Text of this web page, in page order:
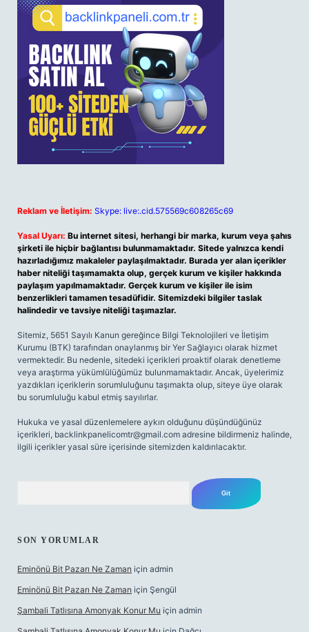
Reklam ve İletişim: Skype: live:.cid.575569c608265c69
Yasal Uyarı: Bu internet sitesi, herhangi bir marka, kurum veya şahıs
şirketi ile hiçbir bağlantısı bulunmamaktadır. Sitede yalnızca kendi
hazırladığımız makaleler paylaşılmaktadır. Burada yer alan içerikler
haber niteliği taşımamakta olup, gerçek kurum ve kişiler hakkında
paylaşım yapılmamaktadır. Gerçek kurum ve kişiler ile isim
benzerlikleri tamamen tesadüfidir. Sitemizdeki bilgiler taslak
halindedir ve tavsiye niteliği taşımazlar.
Sitemiz, 5651 Sayılı Kanun gereğince Bilgi Teknolojileri ve İletişim
Kurumu (BTK) tarafından onaylanmış bir Yer Sağlayıcı olarak hizmet
vermektedir. Bu nedenle, sitedeki içerikleri proaktif olarak denetleme
veya araştırma yükümlülüğümüz bulunmamaktadır. Ancak, üyelerimiz
yazdıkları içeriklerin sorumluluğunu taşımakta olup, siteye üye olarak
bu sorumluluğu kabul etmiş sayılırlar.
Hukuka ve yasal düzenlemelere aykırı olduğunu düşündüğünüz
içerikleri, backlinkpanelicomtr@gmail.com adresine bildirmeniz halinde,
ilgili içerikler yasal süre içerisinde sitemizden kaldırılacaktır.
SON YORUMLAR
Eminönü Bit Pazarı Ne Zaman için admin
Eminönü Bit Pazarı Ne Zaman için Şengül
Şambali Tatlısına Amonyak Konur Mu için admin